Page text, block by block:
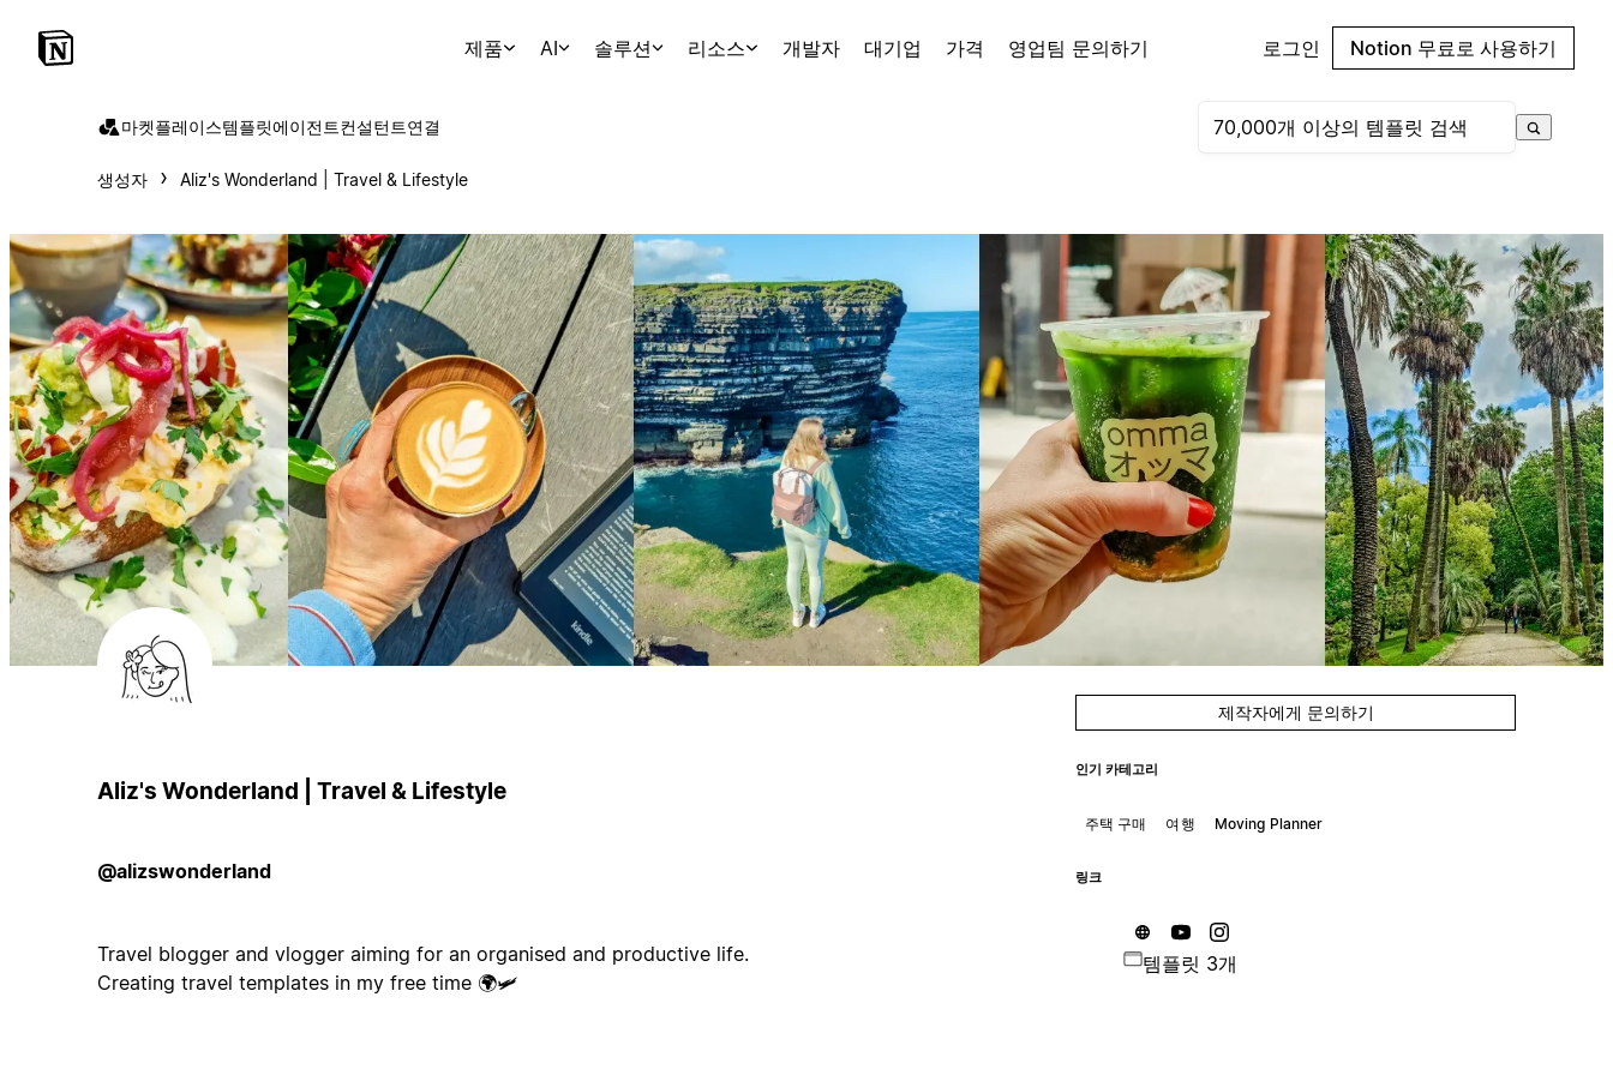
제품 AI 솔루션 리소스 개발자 대기업 가격 영업팀 문의하기 로그인 Notion 무료로 사용하기
마켓플레이스템플릿에이전트컨설턴트연결
생성자 Aliz's Wonderland | Travel & Lifestyle
Aliz's Wonderland | Travel & Lifestyle
@alizswonderland
Travel blogger and vlogger aiming for an organised and productive life.
Creating travel templates in my free time 🌍🛩️
제작자에게 문의하기
인기 카테고리
주택 구매 여행 Moving Planner
링크
템플릿 3개